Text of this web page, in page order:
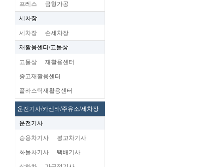
프레스 금형가공
세차장
세차장 손세차장
재활용센터/고물상
고물상 재활용센터
중고재활용센터
플라스틱재활용센터
운전기사/카센타/주유소/세차장
운전기사
승용차기사 봉고차기사
화물차기사 택배기사